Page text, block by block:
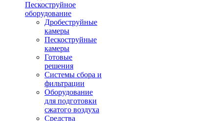
Пескоструйное
оборудование
Дробеструйные
камеры
Пескоструйные
камеры
Готовые
решения
Системы сбора и
фильтрации
Оборудование
для подготовки
сжатого воздуха
Средства